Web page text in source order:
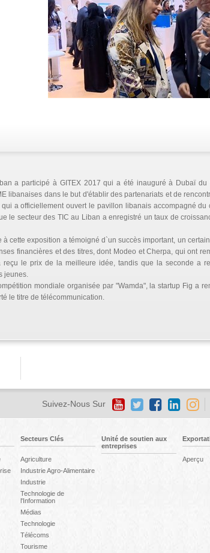
a participé à GITEX 2017 qui a été inauguré à Dubaï
libanaises dans le but d'établir des partenariats et de
qui a officiellement ouvert le pavillon libanais accompagné
le secteur des TIC au Liban a enregistré un taux de
à cette exposition a témoigné d`un succès important, un
financières et des titres, dont Modeo et Cherpa, qui ont
reçu le prix de la meilleure idée, tandis que la seconde a
jeunes.
mondiale organisée par "Wamda", la startup Fig a
le titre de télécommunication.
Suivez-Nous Sur
Secteurs Clés
Agriculture
Industrie Agro-Alimentaire
Industrie
Technologie de
l'Information
Médias
Technologie
Télécoms
Tourisme
Unité de soutien aux
entreprises
Aperçu